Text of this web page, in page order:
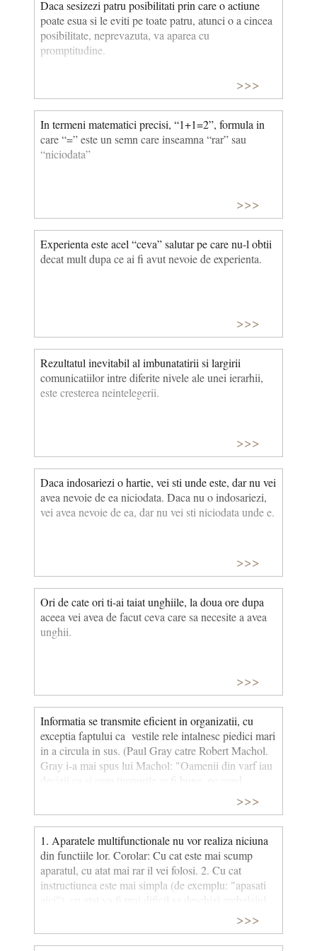
Daca sesizezi patru posibilitati prin care o actiune
poate esua si le eviti pe toate patru, atunci o a cincea
posibilitate, neprevazuta, va aparea cu
promptitudine.
>>>
In termeni matematici precisi, “1+1=2”, formula in
care “=” este un semn care inseamna “rar” sau
“niciodata”
>>>
Experienta este acel “ceva” salutar pe care nu-l obtii
decat mult dupa ce ai fi avut nevoie de experienta.
>>>
Rezultatul inevitabil al imbunatatirii si largirii
comunicatiilor intre diferite nivele ale unei ierarhii,
este cresterea neintelegerii.
>>>
Daca indosariezi o hartie, vei sti unde este, dar nu vei
avea nevoie de ea niciodata. Daca nu o indosariezi,
vei avea nevoie de ea, dar nu vei sti niciodata unde e.
>>>
Ori de cate ori ti-ai taiat unghiile, la doua ore dupa
aceea vei avea de facut ceva care sa necesite a avea
unghii.
>>>
Informatia se transmite eficient in organizatii, cu
exceptia faptului ca vestile rele intalnesc piedici mari
in a circula in sus. (Paul Gray catre Robert Machol.
Gray i-a mai spus lui Machol: "Oamenii din varf iau
decizii ca si cum timpurile ar fi bune, pe cand
>>>
1. Aparatele multifunctionale nu vor realiza niciuna
din functiile lor. Corolar: Cu cat este mai scump
aparatul, cu atat mai rar il vei folosi. 2. Cu cat
instructiunea este mai simpla (de exemplu: "apasati
aici"), cu atat va fi mai dificil sa deschizi ambalajul.
3. Intr-o reteta de gatit pe care tocmai ai descoperit-o
intr-o carte veche de bucatarie, cea mai importanta
indicatie va fi ilizibila. Corolar: Vei descoperi ca nu
>>>